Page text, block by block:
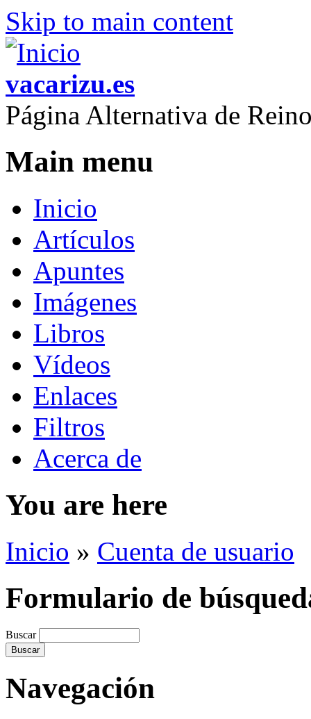
Skip to main content
vacarizu.es
Página Alternativa de
Main menu
Inicio
Artículos
Apuntes
Imágenes
Libros
Vídeos
Enlaces
Filtros
Acerca de
You are here
Inicio » Cuenta de usuario
Formulario de
Buscar
Navegación